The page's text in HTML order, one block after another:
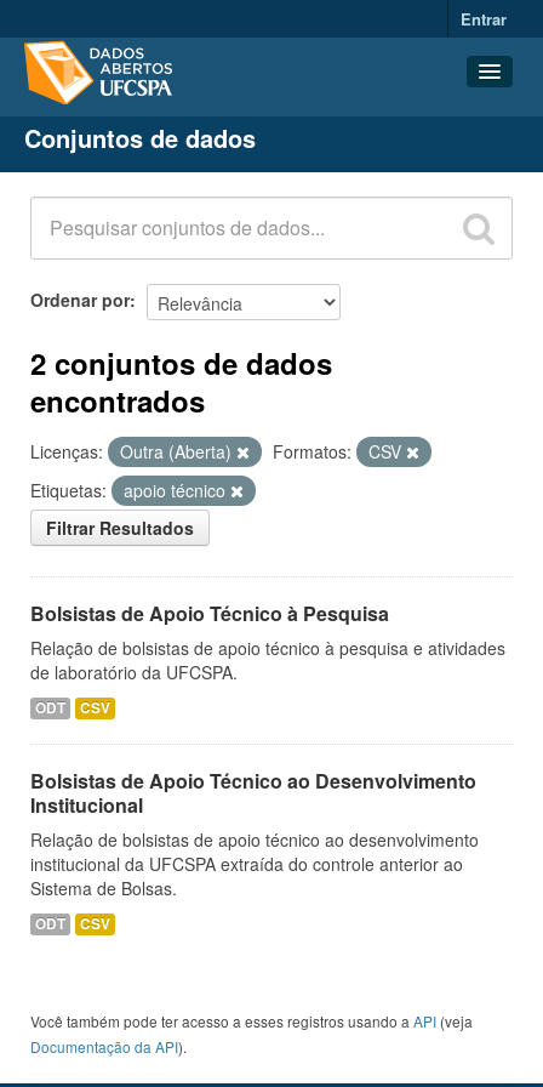
Entrar
Conjuntos de dados
Organizações
Grupos
Sobre
Conjuntos de dados
Ordenar por
2 conjuntos de dados
encontrados
Licenças: Outra (Aberta) Formatos:
CSV
Etiquetas:
apoio técnico
Filtrar Resultados
Bolsistas de Apoio Técnico à Pesquisa
Relação de bolsistas de apoio técnico à pesquisa e atividades
de laboratório da UFCSPA.
ODT CSV
Bolsistas de Apoio Técnico ao Desenvolvimento
Institucional
Relação de bolsistas de apoio técnico ao desenvolvimento
institucional da UFCSPA extraída do controle anterior ao
Sistema de Bolsas.
ODT CSV
Você também pode ter acesso a esses registros usando a API (veja
Documentação da API).